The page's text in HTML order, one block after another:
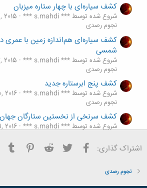
کشف سیاره‌ای با چهار ستاره میزبان
شروع شده توسط *** s.mahdi *** 2015
نجوم رصدی
کشف سیاره‌ای هم‌اندازه زمین با عمری
شمسی
شروع شده توسط *** s.mahdi ***
نجوم رصدی
کشف پنج ابر‌ستاره جدید
شروع شده توسط *** s.mahdi *** 2016
نجوم رصدی
کشف سرنخی از نخستین ستارگان جهان
شروع شده توسط *** s.mahdi *** 2016
کشف نخستین ستاره دوگانه عظیم
نجوم رصدی
اشتراک گذاری: فیسبوک تویتر Reddit
نجوم رصدی